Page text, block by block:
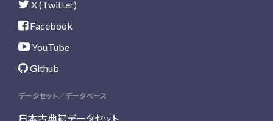
X (Twitter)
Facebook
YouTube
Github
データセット／データベース
日本古典籍データセット